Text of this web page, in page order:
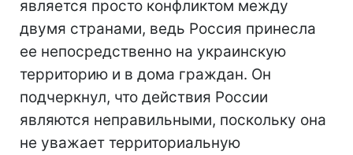
является просто конфликтом между
двумя странами, ведь Россия принесла
ее непосредственно на украинскую
территорию и в дома граждан. Он
подчеркнул, что действия России
являются неправильными, поскольку она
не уважает территориальную